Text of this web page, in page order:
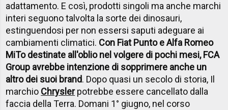
adattamento. E così, prodotti singoli ma anche marchi
interi seguono talvolta la sorte dei dinosauri,
estinguendosi per non essersi saputi adeguare ai
cambiamenti climatici. Con Fiat Punto e Alfa Romeo
MiTo destinate all'oblio nel volgere di pochi mesi, FCA
Group avrebbe intenzione di sopprimere anche un
altro dei suoi brand. Dopo quasi un secolo di storia, Il
marchio Chryslerpotrebbe essere cancellato dalla
faccia della Terra. Domani 1° giugno, nel corso